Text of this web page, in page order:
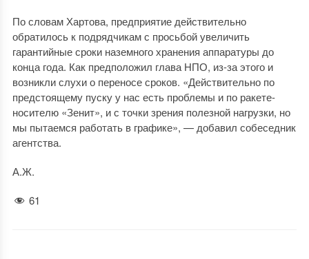
По словам Хартова, предприятие действительно
обратилось к подрядчикам с просьбой увеличить
гарантийные сроки наземного хранения аппаратуры до
конца года. Как предположил глава НПО, из-за этого и
возникли слухи о переносе сроков. «Действительно по
предстоящему пуску у нас есть проблемы и по ракете-
носителю «Зенит», и с точки зрения полезной нагрузки, но
мы пытаемся работать в графике», — добавил собеседник
агентства.
А.Ж.
61